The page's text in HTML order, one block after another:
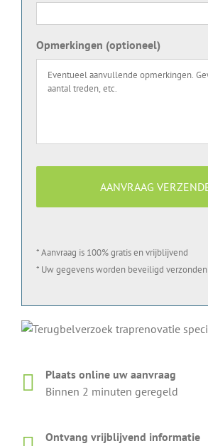
Opmerkingen (optioneel)
* Aanvraag is 100% gratis en vrijblijvend
* Uw gegevens worden beveiligd verzonden
Plaats online uw aanvraag
Binnen 2 minuten geregeld
Ontvang vrijblijvend informatie